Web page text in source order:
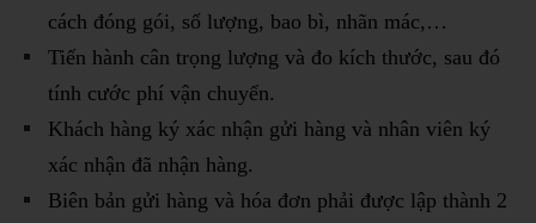
cách đóng gói, số lượng, bao bì, nhãn mác,…
Tiến hành cân trọng lượng và đo kích thước, sau đó
tính cước phí vận chuyển.
Khách hàng ký xác nhận gửi hàng và nhân viên ký
xác nhận đã nhận hàng.
Biên bản gửi hàng và hóa đơn phải được lập thành 2